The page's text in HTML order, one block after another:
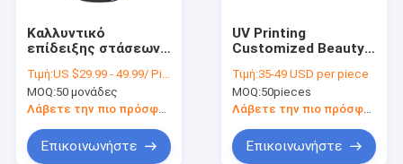
Καλλυντικό
επίδειξης στάσεων
ράφι επίδειξης
χρώματος λιανικό
για την πώληση
Τιμή:US $29.99 - 49.99/ Piece
MOQ:50 μονάδες
Λάβετε την πιο πρόσφατη τιμή
Επικοινωνήστε
UV Printing
Customized Beauty
Various Sizes
Τιμή:35-49 USD per piece
MOQ:50pieces
Λάβετε την πιο πρόσφατη τιμή
Επικοινωνήστε